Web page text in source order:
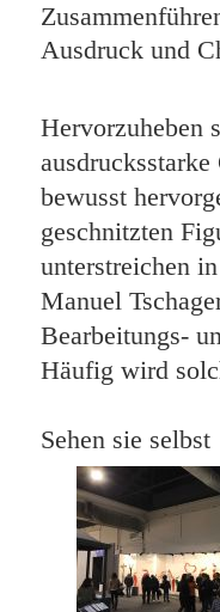
Ausdruck und
Hervorzuheben
bewusst
geschnitzten
unterstreichen
Manuel
Bearbeitungs-
Häufig wird
Sehen sie selbst